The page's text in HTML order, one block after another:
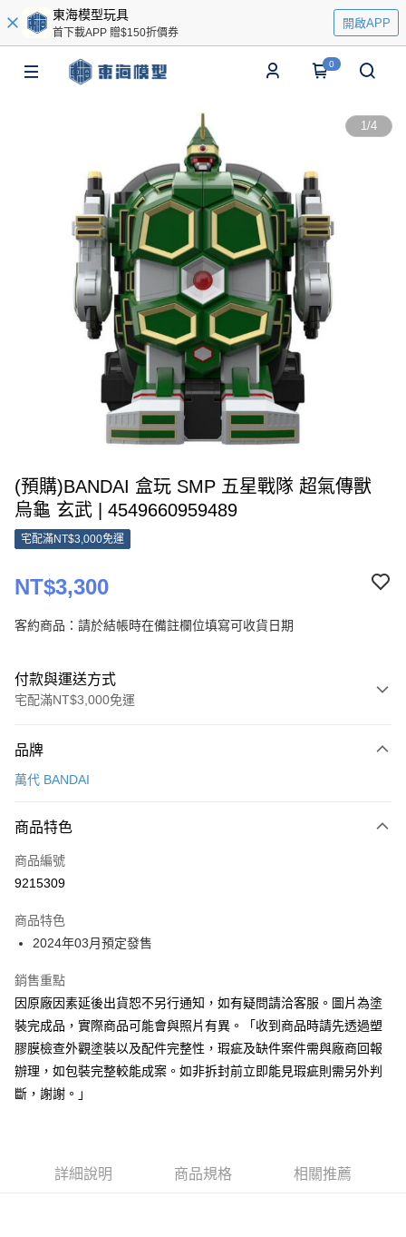
東海模型玩具
首下載APP 贈$150折價券
開啟APP
0
1/4
(預購)BANDAI 盒玩 SMP 五星戰隊 超氣傳獸
烏龜 玄武 | 4549660959489
宅配滿NT$3,000免運
NT$3,300
客約商品：請於結帳時在備註欄位填寫可收貨日期
付款與運送方式
宅配滿NT$3,000免運
信用卡一次付款
Google Pay
全盈+PAY
相關說明
【大哥付你分期使用說明】
流程，驗證手機門號後，選擇欲分期的期數、繳款截止日，確認付款後即完
成交易。
3.實際核准額度、可分期數及費用金額請依後續交易確認頁面所載為準。
4.訂單成立30分鐘內，如未前往確認交易或遇審核未通過，訂單將自動取
消。如遇「轉專審核」未通過狀況，表示未達大哥付你分期系統評分，恕無
法說明評估內容。
【繳款方式說明】
1.分期款項不併入電信帳單，「大哥付你分期」於每月結算日後寄送繳費提
【注意事項】
ATM付款
運送方式
預購-宅配(舊)
每筆NT$120，滿NT$3,000(含以上)免運費
品牌
萬代 BANDAI
商品特色
商品編號
9215309
商品特色
2024年03月預定發售
銷售重點
因原廠因素延後出貨恕不另行通知，如有疑問請洽客服。圖片為塗
裝完成品，實際商品可能會與照片有異。「收到商品時請先透過塑
膠膜檢查外觀塗裝以及配件完整性，瑕疵及缺件案件需與廠商回報
辦理，如包裝完整較能成案。如非拆封前立即能見瑕疵則需另外判
斷，謝謝。」
詳細說明 商品規格 相關推薦